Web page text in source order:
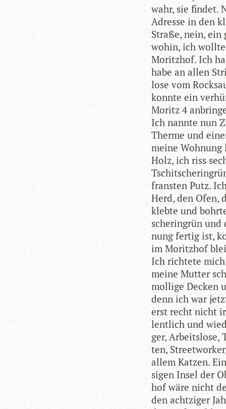
wahr, sie fin­det.
Adresse in den
Straße, nein,
wo­hin, ich
Moritz­hof. Ich
habe an allen
lose vom
konnte ein
Moritz 4
Ich nannte nun
Therme und
meine
Holz, ich riss
frans­ten Putz.
Herd, den Ofen,
klebte und
sche­ringrün und
nung fer­tig ist,
im Moritz­hof
Ich rich­tete
meine Mut­ter
mol­lige Decken
denn ich war
erst recht nicht
lent­lich und
ger, Arbeits­lose,
ten,
allem Kat­zen.
si­gen Insel der
hof wäre nicht
den acht­zi­ger